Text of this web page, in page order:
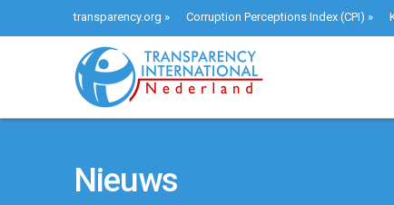
transparency.org » Corruption Perceptions Index (CPI) »
Nieuws